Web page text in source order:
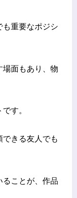
も重要なポジシ
場面もあり、物
す。
きる友人でも
ることが、作品